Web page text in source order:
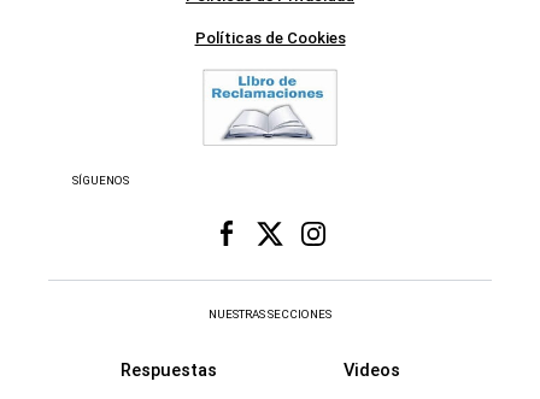
Políticas de Cookies
SÍGUENOS
NUESTRAS SECCIONES
Respuestas Videos